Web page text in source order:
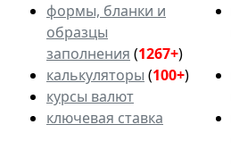
формы, бланки и
образцы
заполнения (1267+)
калькуляторы (100+)
курсы валют
ключевая ставка